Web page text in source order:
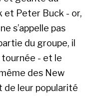
et Peter Buck - or,
s’appelle pas
du groupe, il
tournée - et le
des New
de leur popularité